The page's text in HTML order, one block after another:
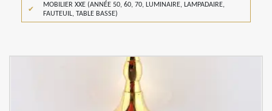
MOBILIER XXE (ANNÉE 50, 60, 70, LUMINAIRE, LAMPADAIRE,
FAUTEUIL, TABLE BASSE)